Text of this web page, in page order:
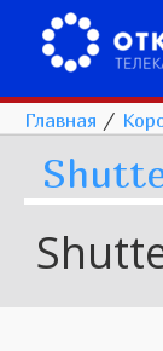
Главная /